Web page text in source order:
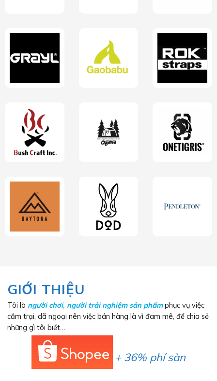
GIỚI THIỆU
Tôi là người chơi, người trải nghiệm sản phẩmphục vụ việc
cắm trại, dã ngoại nên việc bán hàng là vì đam mê, để chia sẻ
những gì tôi biết…
+ 36% phí sàn